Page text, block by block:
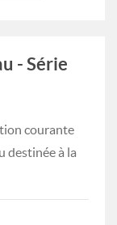
- Série
courante
destinée à la